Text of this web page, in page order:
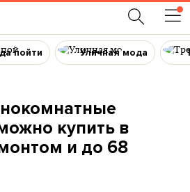
пойти Уличная мода
купить в
и до 68